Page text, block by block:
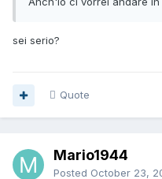
sei serio?
Quote
Mario1944
Posted October 23,